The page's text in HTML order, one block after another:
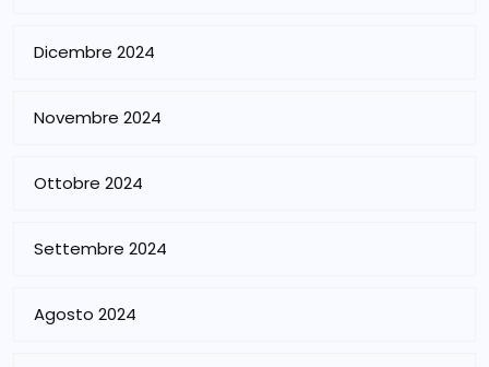
Dicembre 2024
Novembre 2024
Ottobre 2024
Settembre 2024
Agosto 2024